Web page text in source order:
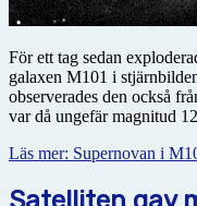
För ett tag sedan
galaxen M101 i
observerades den också
var då ungefär magnitud
Läs mer: Supernovan i